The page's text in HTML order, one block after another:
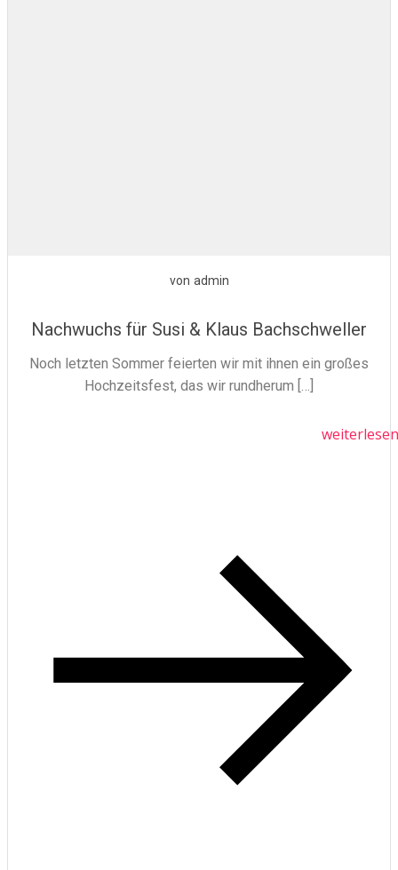
von admin
Nachwuchs für Susi & Klaus Bachschweller
Noch letzten Sommer feierten wir mit ihnen ein großes
Hochzeitsfest, das wir rundherum […]
weiterlesen